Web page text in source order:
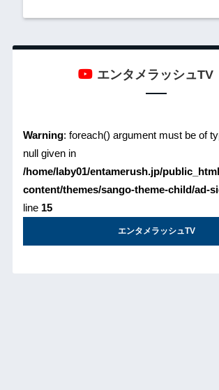
エンタメラッシュTV
Warning: foreach() argument must be of
null given in
/home/laby01/entamerush.jp/
content/themes/sango-theme-child/ad-
line 15
エンタメラッシュTV